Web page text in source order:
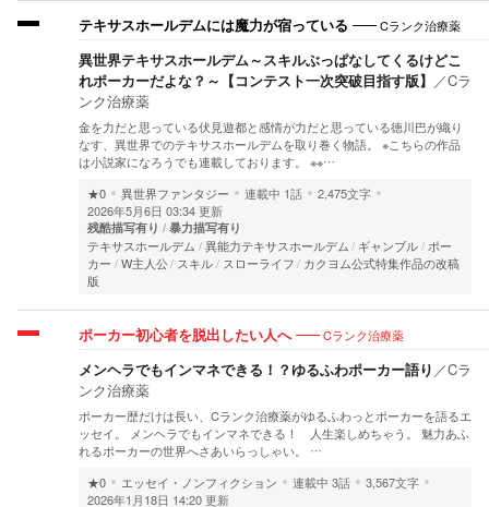
テキサスホールデムには魔力が宿っている Cランク治療薬
異世界テキサスホールデム～スキルぶっぱなしてくるけどこ
れポーカーだよな？～【コンテスト一次突破目指す版】 ／Cラ
ンク治療薬
金を力だと思っている伏見遊都と感情が力だと思っている徳川巴が織り
なす、異世界でのテキサスホールデムを取り巻く物語。 ※こちらの作品
は小説家になろうでも連載しております。 ※※…
★0
異世界ファンタジー 連載中 1話
2,475文字
2026年5月6日 03:34 更新
残酷描写有り 暴力描写有り
テキサスホールデム 異能力テキサスホールデム ギャンブル
ポー
カー
W主人公 スキル スローライフ
カクヨム公式特集作品の改稿
版
ポーカー初心者を脱出したい人へ Cランク治療薬
メンヘラでもインマネできる！？ゆるふわポーカー語り ／Cラ
ンク治療薬
ポーカー歴だけは長い、Cランク治療薬がゆるふわっとポーカーを語るエ
ッセイ。 メンヘラでもインマネできる！ 人生楽しめちゃう。 魅力あふ
れるポーカーの世界へさあいらっしゃい。 …
★0
エッセイ・ノンフィクション 連載中 3話
3,567文字
2026年1月18日 14:20 更新